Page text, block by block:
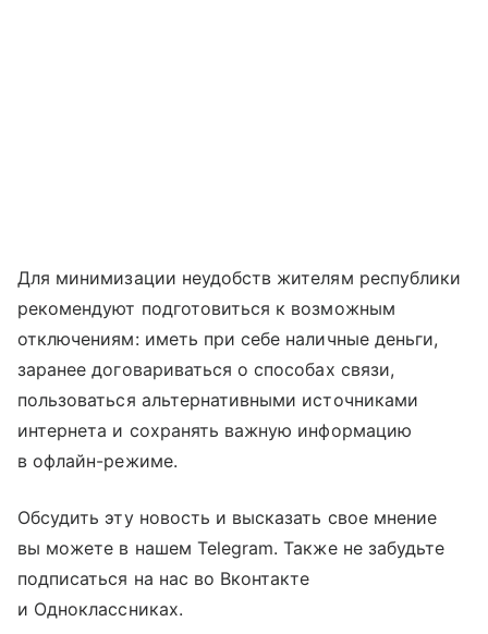
Для минимизации неудобств жителям республики
рекомендуют подготовиться к возможным
отключениям: иметь при себе наличные деньги,
заранее договариваться о способах связи,
пользоваться альтернативными источниками
интернета и сохранять важную информацию
в офлайн-режиме.
Обсудить эту новость и высказать свое мнение
вы можете в нашем Telegram. Также не забудьте
подписаться на нас во Вконтакте
и Одноклассниках.